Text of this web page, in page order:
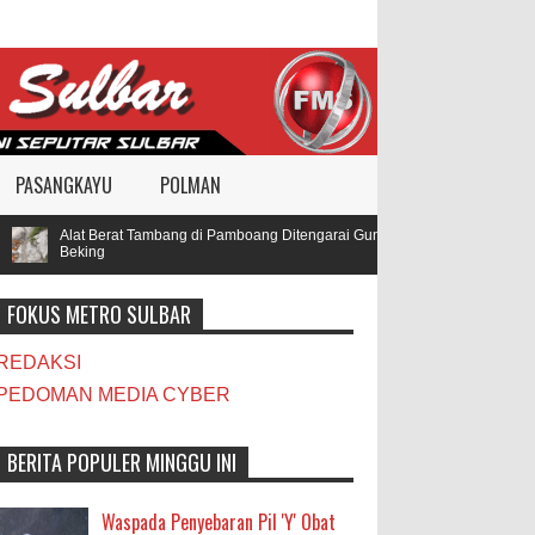
PASANGKAYU POLMAN
Alat Berat Tambang di Pamboang Ditengarai Gunakan BBM Subsidi,
Beking
FOKUS METRO SULBAR
MEDIA CYBER
BERITA POPULER MINGGU INI
Waspada Penyebaran Pil 'Y' Obat